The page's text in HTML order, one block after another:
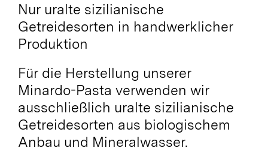
Nur uralte sizilianische
Getreidesorten in handwerklicher
Produktion
Für die Herstellung unserer
Minardo-Pasta verwenden wir
ausschließlich uralte sizilianische
Getreidesorten aus biologischem
Anbau und Mineralwasser.